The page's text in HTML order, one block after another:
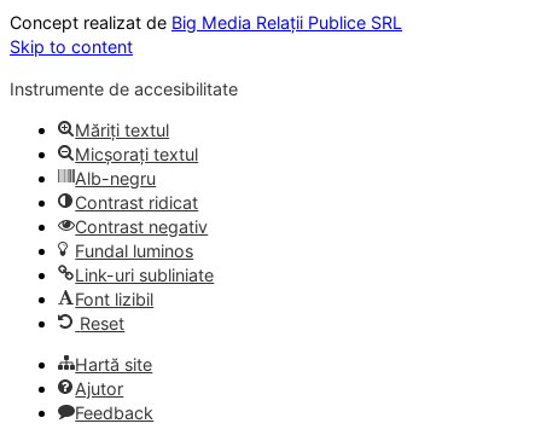
Concept realizat de Big Media Relații Publice SRL
Skip to content
Instrumente de accesibilitate
Măriți textul
Micșorați textul
Alb-negru
Contrast ridicat
Contrast negativ
Fundal luminos
Link-uri subliniate
Font lizibil
Reset
Hartă site
Ajutor
Feedback